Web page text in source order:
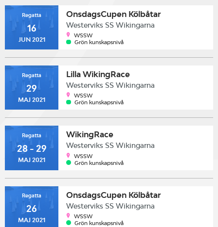
Regatta
16
JUN 2021
OnsdagsCupen Kölbåtar
Westerviks SS Wikingarna
WSSW
Grön kunskapsnivå
Regatta
29
MAJ 2021
Lilla WikingRace
Westerviks SS Wikingarna
WSSW
Grön kunskapsnivå
Regatta
28 - 29
MAJ 2021
WikingRace
Westerviks SS Wikingarna
WSSW
Grön kunskapsnivå
Regatta
26
MAJ 2021
OnsdagsCupen Kölbåtar
Westerviks SS Wikingarna
WSSW
Grön kunskapsnivå